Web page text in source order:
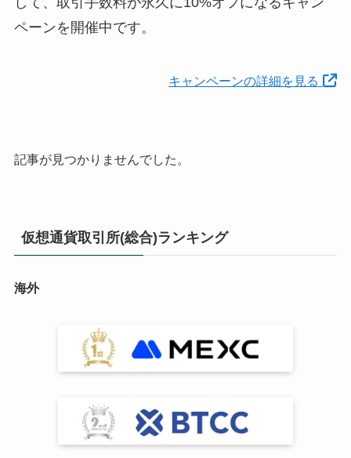
ペーンを開催中です。
キャンペーンの詳細を見る
記事が見つかりませんでした。
仮想通貨取引所(総合)ランキング
海外